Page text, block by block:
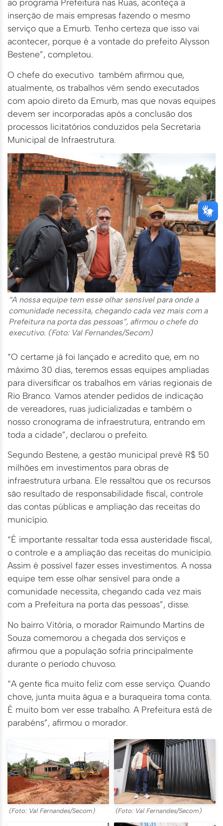
ao programa Prefeitura nas Ruas, aconteça a
inserção de mais empresas fazendo o mesmo
serviço que a Emurb. Tenho certeza que isso vai
acontecer, porque é a vontade do prefeito Alysson
Bestene”, completou.
O chefe do executivo também afirmou que,
atualmente, os trabalhos vêm sendo executados
com apoio direto da Emurb, mas que novas equipes
devem ser incorporadas após a conclusão dos
processos licitatórios conduzidos pela Secretaria
Municipal de Infraestrutura.
“A nossa equipe tem esse olhar sensível para onde a
comunidade necessita, chegando cada vez mais com a
Prefeitura na porta das pessoas”, afirmou o chefe do
executivo. (Foto: Val Fernandes/Secom)
“O certame já foi lançado e acredito que, em no
máximo 30 dias, teremos essas equipes ampliadas
para diversificar os trabalhos em várias regionais de
Rio Branco. Vamos atender pedidos de indicação
de vereadores, ruas judicializadas e também o
nosso cronograma de infraestrutura, entrando em
toda a cidade”, declarou o prefeito.
Segundo Bestene, a gestão municipal prevê R$ 50
milhões em investimentos para obras de
infraestrutura urbana. Ele ressaltou que os recursos
são resultado de responsabilidade fiscal, controle
das contas públicas e ampliação das receitas do
município.
“É importante ressaltar toda essa austeridade fiscal,
o controle e a ampliação das receitas do município.
Assim é possível fazer esses investimentos. A nossa
equipe tem esse olhar sensível para onde a
comunidade necessita, chegando cada vez mais
com a Prefeitura na porta das pessoas”, disse.
No bairro Vitória, o morador Raimundo Martins de
Souza comemorou a chegada dos serviços e
afirmou que a população sofria principalmente
durante o período chuvoso.
“A gente fica muito feliz com esse serviço. Quando
chove, junta muita água e a buraqueira toma conta.
É muito bom ver esse trabalho. A Prefeitura está de
parabéns”, afirmou o morador.
(Foto: Val Fernandes/Secom) (Foto: Val Fernandes/Secom)